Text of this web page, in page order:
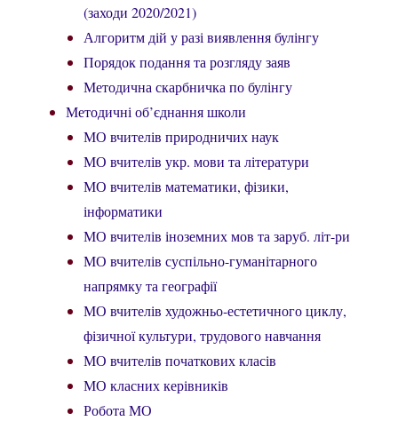
(заходи 2020/2021)
Алгоритм дій у разі виявлення булінгу
Порядок подання та розгляду заяв
Методична скарбничка по булінгу
Методичні об’єднання школи
МО вчителів природничих наук
МО вчителів укр. мови та літератури
МО вчителів математики, фізики,
інформатики
МО вчителів іноземних мов та заруб. літ-ри
МО вчителів суспільно-гуманітарного
напрямку та географії
МО вчителів художньо-естетичного циклу,
фізичної культури, трудового навчання
МО вчителів початкових класів
МО класних керівників
Робота МО